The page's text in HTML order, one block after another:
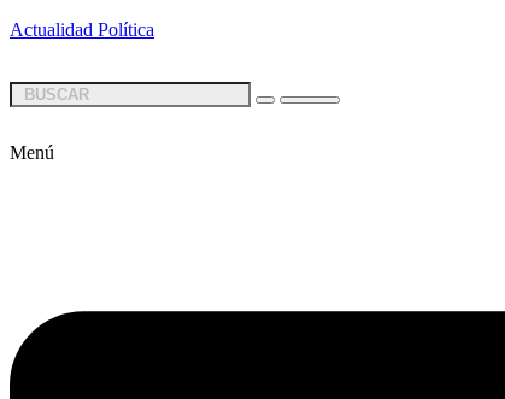
Actualidad Política
Menú